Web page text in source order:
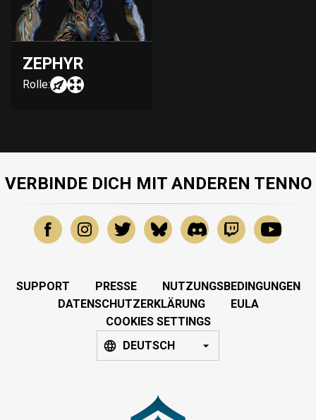
ZEPHYR
Rolle:
VERBINDE DICH MIT ANDEREN TENNO
SUPPORT PRESSE
NUTZUNGSBEDINGUNGEN
DATENSCHUTZERKLÄRUNG
EULA
COOKIES SETTINGS
DEUTSCH